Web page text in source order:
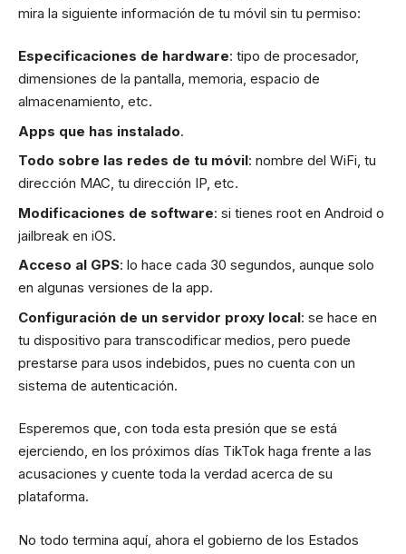
mira la siguiente información de tu móvil sin tu permiso:
Especificaciones de hardware: tipo de procesador,
dimensiones de la pantalla, memoria, espacio de
almacenamiento, etc.
Apps que has instalado.
Todo sobre las redes de tu móvil: nombre del WiFi, tu
dirección MAC, tu dirección IP, etc.
Modificaciones de software: si tienes root en Android o
jailbreak en iOS.
Acceso al GPS: lo hace cada 30 segundos, aunque solo
en algunas versiones de la app.
Configuración de un servidor proxy local: se hace en
tu dispositivo para transcodificar medios, pero puede
prestarse para usos indebidos, pues no cuenta con un
sistema de autenticación.
Esperemos que, con toda esta presión que se está
ejerciendo, en los próximos días TikTok haga frente a las
acusaciones y cuente toda la verdad acerca de su
plataforma.
No todo termina aquí, ahora el gobierno de los Estados